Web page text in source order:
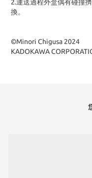
2.運送過程外盒偶有碰撞
換。
©Minori Chigusa 2024
KADOKAWA